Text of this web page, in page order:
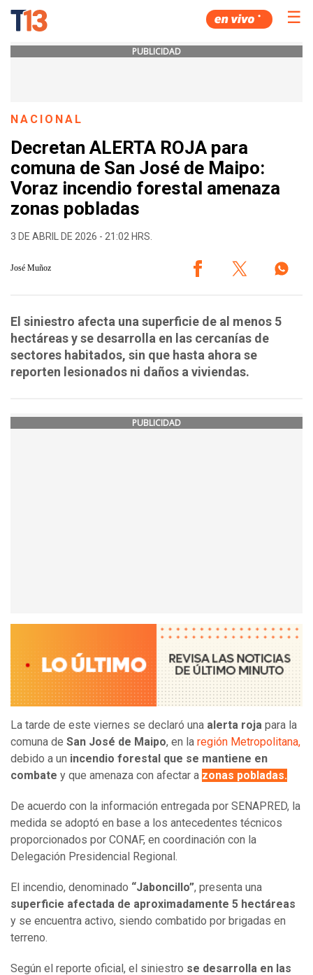
☰
PUBLICIDAD
NACIONAL
Decretan ALERTA ROJA para
comuna de San José de Maipo:
Voraz incendio forestal amenaza
zonas pobladas
3 DE ABRIL DE 2026 - 21:02 HRS.
José Muñoz
El siniestro afecta una superficie de al menos 5
hectáreas y se desarrolla en las cercanías de
sectores habitados, sin que hasta ahora se
reporten lesionados ni daños a viviendas.
PUBLICIDAD
La tarde de este viernes se declaró una alerta roja para la
comuna de San José de Maipo, en la región Metropolitana,
debido a un incendio forestal que se mantiene en
combate y que amenaza con afectar a zonas pobladas.
De acuerdo con la información entregada por SENAPRED, la
medida se adoptó en base a los antecedentes técnicos
proporcionados por CONAF, en coordinación con la
Delegación Presidencial Regional.
El incendio, denominado “Jaboncillo”, presenta una
superficie afectada de aproximadamente 5 hectáreas
y se encuentra activo, siendo combatido por brigadas en
terreno.
Según el reporte oficial, el siniestro se desarrolla en las